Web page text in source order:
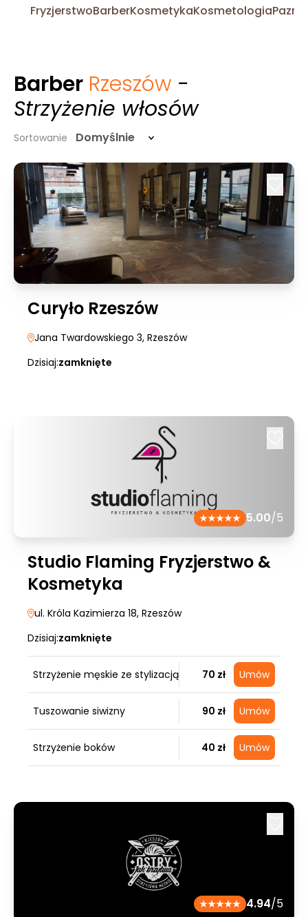
FryzjerstwoBarberKosmetykaKosmetologia
Barber Rzeszów -
Strzyżenie włosów
Sortowanie Domyślnie
Curyło Rzeszów
Jana Twardowskiego 3, Rzeszów
Dzisiaj:zamknięte
5.00/5
Studio Flaming Fryzjerstwo &
Kosmetyka
ul. Króla Kazimierza 18, Rzeszów
Dzisiaj:zamknięte
Strzyżenie męskie ze stylizacją 70 zł Umów
Tuszowanie siwizny 90 zł Umów
Strzyżenie boków 40 zł Umów
4.94/5